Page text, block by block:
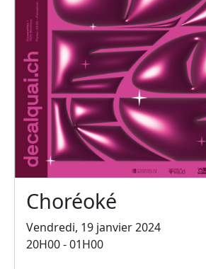
Choréoké
Vendredi, 19 janvier 2024
20H00 - 01H00